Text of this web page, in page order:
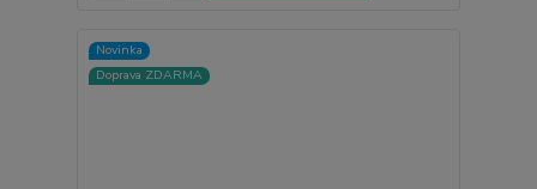
Novinka
Doprava ZDARMA